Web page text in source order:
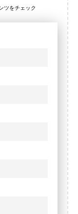
ツをチェック